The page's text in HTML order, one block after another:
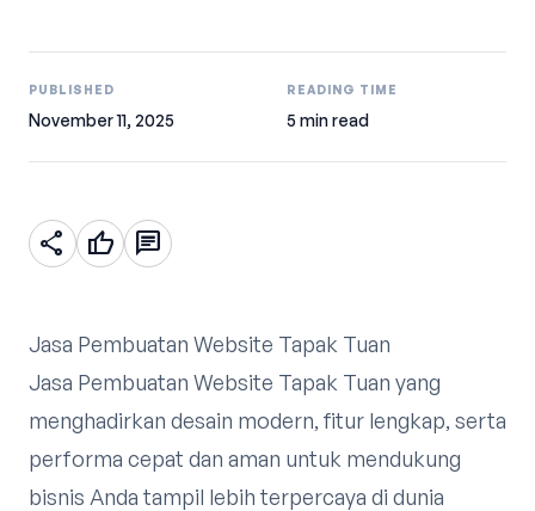
PUBLISHED
November 11, 2025
READING TIME
5 min read
share thumb_up chat
Jasa Pembuatan Website Tapak Tuan
Jasa Pembuatan Website Tapak Tuan yang
menghadirkan desain modern, fitur lengkap, serta
performa cepat dan aman untuk mendukung
bisnis Anda tampil lebih terpercaya di dunia